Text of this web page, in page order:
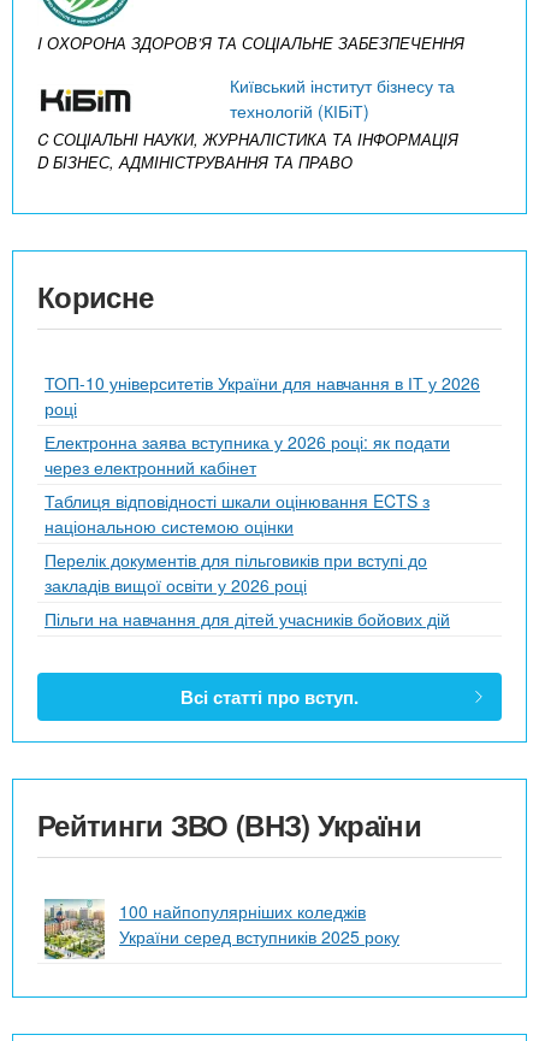
I ОХОРОНА ЗДОРОВ’Я ТА СОЦІАЛЬНЕ ЗАБЕЗПЕЧЕННЯ
Київський інститут бізнесу та
технологій (КІБіТ)
C СОЦІАЛЬНІ НАУКИ, ЖУРНАЛІСТИКА ТА ІНФОРМАЦІЯ
D БІЗНЕС, АДМІНІСТРУВАННЯ ТА ПРАВО
Корисне
ТОП-10 університетів України для навчання в ІТ у 2026
році
Електронна заява вступника у 2026 році: як подати
через електронний кабінет
Таблиця відповідності шкали оцінювання ECTS з
національною системою оцінки
Перелік документів для пільговиків при вступі до
закладів вищої освіти у 2026 році
Пільги на навчання для дітей учасників бойових дій
Всі статті про вступ.
Рейтинги ЗВО (ВНЗ) України
100 найпопулярніших коледжів
України серед вступників 2025 року